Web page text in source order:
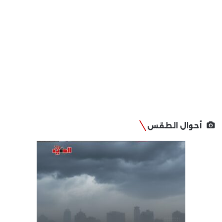
أحوال الطقس